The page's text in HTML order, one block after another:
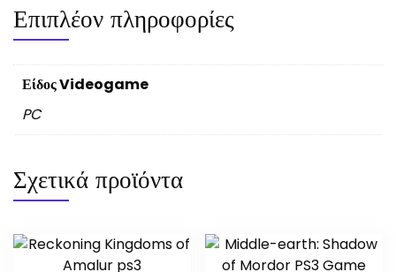
Επιπλέον πληροφορίες
Είδος Videogame
PC
Σχετικά προϊόντα